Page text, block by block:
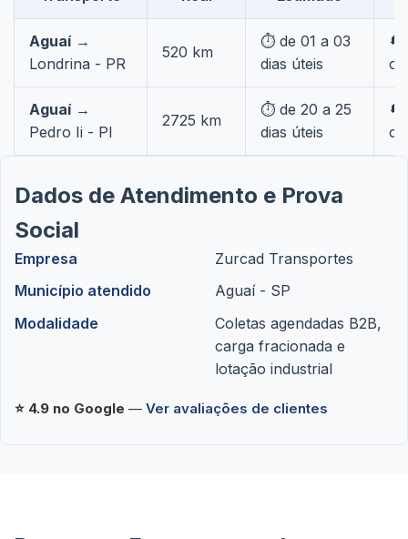
Aguaí→
Londrina - PR
520 km
⏱️ de 01 a 03
dias úteis
Aguaí→
Pedro Ii - PI
2725 km
⏱️ de 20 a 25
dias úteis
Dados de Atendimento e Prova
Social
Empresa
Zurcad Transportes
Município atendido
Aguaí - SP
Modalidade
Coletas agendadas B2B,
carga fracionada e
lotação industrial
⭐ 4.9 no Google — Ver avaliações de clientes